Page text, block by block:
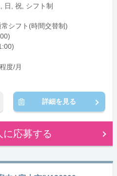
日, 祝, シフト制
シフト(時間交替制)
度/月
詳細を見る
に応募する